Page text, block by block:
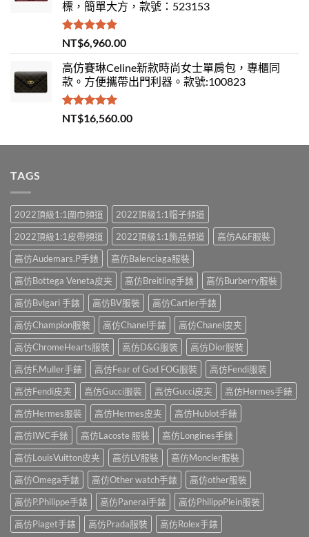
標，簡單大方，款號：523153
評分 5.00
滿分 5
NT$6,960.00
高仿賽琳Celine新款時尚女士單肩包，專櫃同
款。方便攜帶出門利器。款號:100823
評分5.00
滿分 5
NT$16,560.00
TAGS
2022頂級1:1圍巾頻道
2022頂級1:1帽子頻道
2022頂級1:1皮帶頻道
2022頂級1:1飾品頻道
高仿A&F服裝
高仿Audemars.P手錶
高仿Balenciaga服裝
高仿Bottega Veneta皮夹
高仿Breitling手錶
高仿Burberry服裝
高仿Bvlgari 手錶
高仿BV服裝
高仿Cartier手錶
高仿Champion服裝
高仿Chanel手錶
高仿Chanel皮夹
高仿ChromeHearts服裝
高仿D&G服裝
高仿Dior服裝
高仿F.Muller手錶
高仿Fear of God FOG服裝
高仿Fendi服裝
高仿Fendi皮夹
高仿Gucci服裝 高仿Gucci皮夹
高仿Hermes手錶
高仿Hermes服裝
高仿Hermes皮夹
高仿Hublot手錶
高仿IWC手錶
高仿Lacoste 服裝
高仿Longines手錶
高仿LouisVuitton皮夹
高仿LV服裝
高仿Moncler服裝
高仿Omega手錶
高仿Other watch手錶
高仿other服裝
高仿P.Philippe手錶
高仿Panerai手錶
高仿PhilippPlein服裝
高仿Piaget手錶
高仿Prada服裝 高仿Rolex手錶